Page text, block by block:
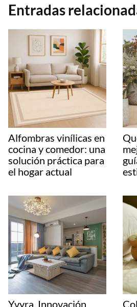
Entradas
Alfombras vinílicas en
cocina y comedor: una
solución práctica para
el hogar actual
Yvyra, Innovación